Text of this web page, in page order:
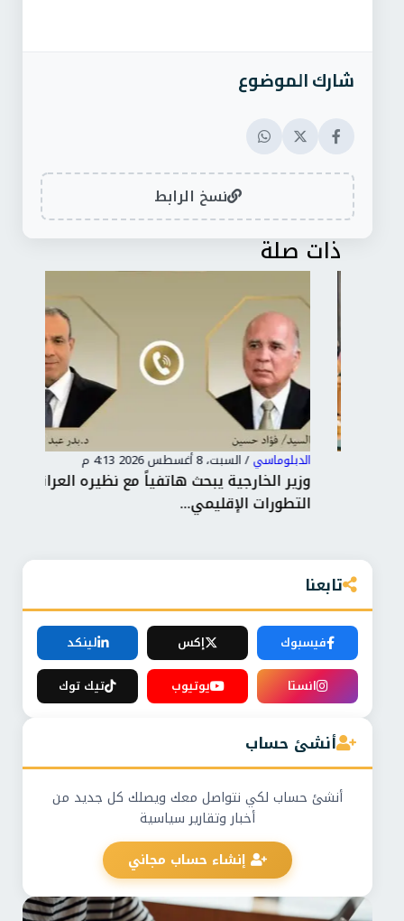
شارك الموضوع
نسخ الرابط
ذات صلة
الدبلوماسي /السبت، 8 أغسطس 2026 4:13 م
وزير الخارجية يبحث هاتفياً مع نظيره العراقي
التطورات الإقليمي...
تابعنا
فيسبوك إكس
لينكد
انستا
يوتيوب تيك توك
أنشئ حساب
أنشئ حساب لكي نتواصل معك ويصلك كل جديد من
أخبار وتقارير سياسية
إنشاء حساب مجاني